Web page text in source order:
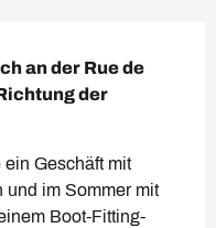
an der Rue de
der
Geschäft mit
und im Sommer mit
Boot-Fitting-